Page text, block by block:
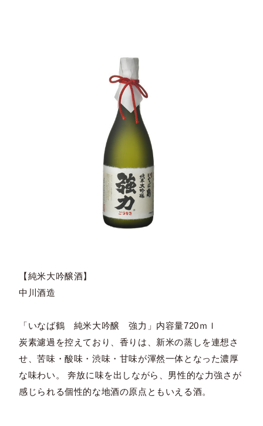
【純米大吟醸酒】
中川酒造
「いなば鶴 純米大吟醸 強力」内容量720ｍｌ
炭素濾過を控えており、香りは、新米の蒸しを連想さ
せ、苦味・酸味・渋味・甘味が渾然一体となった濃厚
な味わい。 奔放に味を出しながら、男性的な力強さが
感じられる個性的な地酒の原点ともいえる酒。